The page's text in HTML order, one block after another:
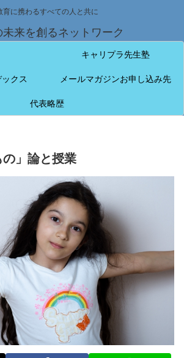
育に携わるすべての人と共に
来を創るネットワーク
キャリプラ先生塾
クス
メールマガジンお申し込み先
代表略歴
の」論と授業